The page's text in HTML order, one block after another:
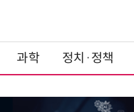
과학 정치·정책